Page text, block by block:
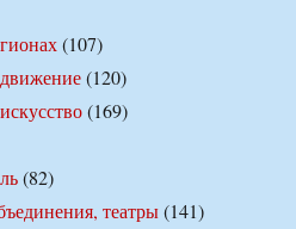
(107)
(120)
(169)
(82)
театры(141)